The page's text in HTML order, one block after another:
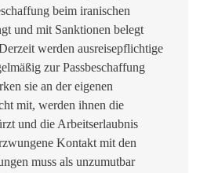
beim iranischen
und mit Sanktionen belegt
werden ausreisepflichtige
zur Passbeschaffung
sie an der eigenen
mit, werden ihnen die
und die Arbeitserlaubnis
Kontakt mit den
muss als unzumutbar